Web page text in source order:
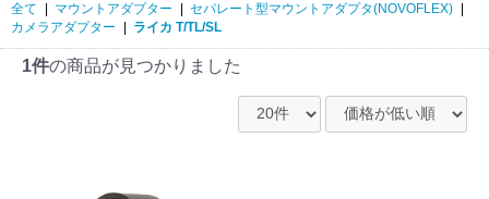
全て マウントアダプター セパレート型マウントアダプタ(NOVOFLEX)
カメラアダプター
ライカ T/TL/SL
1件の商品が見つかりました